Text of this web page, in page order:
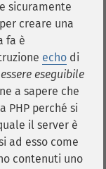
sicuramente
creare una
fa è
echo di
eseguibile
a sapere che
PHP perché si
il server è
ad esso come
contenuti uno